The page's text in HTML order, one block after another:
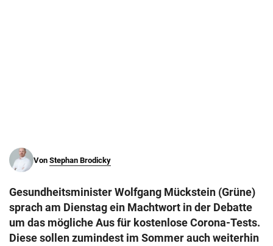
Von Stephan Brodicky
Gesundheitsminister Wolfgang Mückstein (Grüne)
sprach am Dienstag ein Machtwort in der Debatte
um das mögliche Aus für kostenlose Corona-Tests.
Diese sollen zumindest im Sommer auch weiterhin